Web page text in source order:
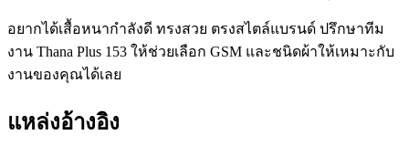
อยากได้เสื้อหนากำลังดี ทรงสวย ตรงสไตล์แบรนด์ ปรึกษาทีม
งาน Thana Plus 153 ให้ช่วยเลือก GSM และชนิดผ้าให้เหมาะกับ
งานของคุณได้เลย
แหล่งอ้างอิง